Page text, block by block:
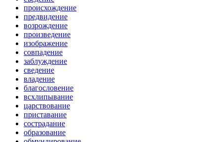
происхождение
предвидение
возрождение
произведение
изображение
совпадение
заблуждение
сведение
владение
благословение
всхлипывание
царствование
приставание
сострадание
образование